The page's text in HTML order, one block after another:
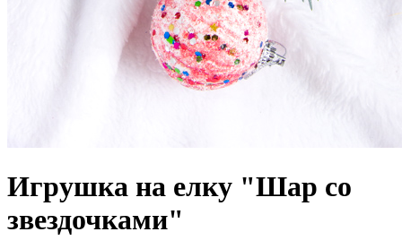
Игрушка на елку "Шар со
звездочками"